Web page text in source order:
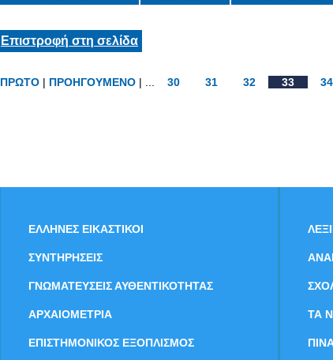
Επιστροφή στη σελίδα
ΠΡΩΤΟ | ΠΡΟΗΓΟΥΜΕΝΟ | ... 30 31 32 33 34
ΕΛΛΗΝΕΣ ΕΙΚΑΣΤΙΚΟΙ
ΣΥΝΤΗΡΗΣΕΙΣ
ΓΝΩΜΑΤΕΥΣΕΙΣ ΑΥΘΕΝΤΙΚΟΤΗΤΑΣ
ΑΡΧΑΙΟΜΕΤΡΙΑ
ΕΠΙΣΤΗΜΟΝΙΚΟΣ ΕΞΟΠΛΙΣΜΟΣ
ΤΑ